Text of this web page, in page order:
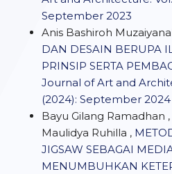
September 2023
Anis Bashiroh
DAN DESAIN BERUPA
PRINSIP SERTA
Journal of Art and
(2024): September 2024
Bayu Gilang Ramadhan
Maulidya Ruhilla ,
JIGSAW SEBAGAI
MENUMBUHKAN